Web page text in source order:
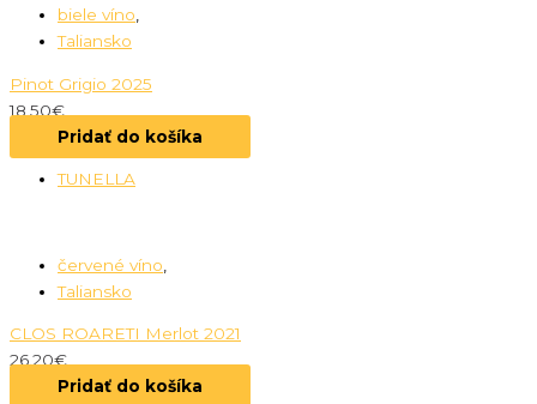
biele víno
Taliansko
Pinot Grigio 2025
18.50€
Pridať do košíka
TUNELLA
červené víno
Taliansko
CLOS ROARETI Merlot 2021
26.20€
Pridať do košíka